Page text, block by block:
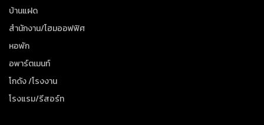
บ้านแฝด
สำนักงาน/โฮมออฟฟิศ
หอพัก
อพาร์ตเมนท์
โกดัง /โรงงาน
โรงแรม/รีสอร์ท